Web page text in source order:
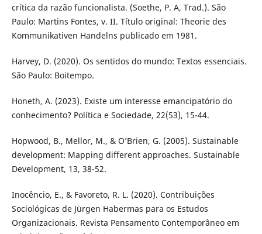
crítica da razão funcionalista. (Soethe, P. A, Trad.). São
Paulo: Martins Fontes, v. II. Título original: Theorie des
Kommunikativen Handelns publicado em 1981.
Harvey, D. (2020). Os sentidos do mundo: Textos essenciais.
São Paulo: Boitempo.
Honeth, A. (2023). Existe um interesse emancipatório do
conhecimento? Política e Sociedade, 22(53), 15-44.
Hopwood, B., Mellor, M., & O’Brien, G. (2005). Sustainable
development: Mapping different approaches. Sustainable
Development, 13, 38-52.
Inocêncio, E., & Favoreto, R. L. (2020). Contribuições
Sociológicas de Jürgen Habermas para os Estudos
Organizacionais. Revista Pensamento Contemporâneo em